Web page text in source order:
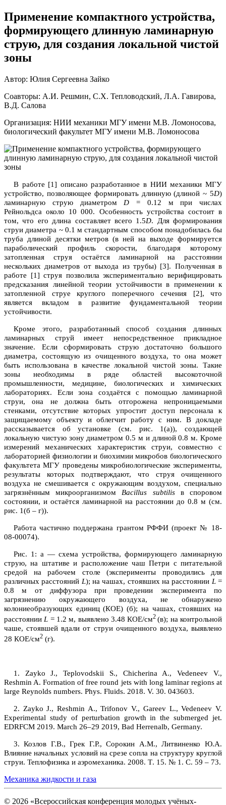
Применение компактного устройства,
формирующего длинную ламинарную
струю, для создания локальной чистой
зоны
Автор: Юлия Сергеевна Зайко
Соавторы: А.И. Решмин, С.Х. Тепловодский, Л.А. Гавирова,
В.Д. Салова
Организация: НИИ механики МГУ имени М.В. Ломоносова,
биологический факультет МГУ имени М.В. Ломоносова
В работе [1] описано разработанное в НИИ механики МГУ
устройство, позволяющее формировать длинную (длиной ~ 5D)
ламинарную струю диаметром D =
0.12 м при числах
Рейнольдса около 10 000. Особенность устройства состоит в
том, что его длина составляет всего 1.5D. Для формирования
струи диаметра ~ 0.1 м стандартным способом понадобилась бы
труба длиной десятки метров (в ней на выходе формируется
параболический профиль скорости, благодаря которому
затопленная струя остаётся ламинарной на расстоянии
нескольких диаметров от выхода из трубы) [3]. Полученная в
работе [1] струя позволила экспериментально верифицировать
предсказания линейной теории устойчивости в применении к
затопленной струе круглого поперечного сечения [2], что
является вкладом в развитие фундаментальной теории
устойчивости.
Кроме этого, разработанный способ создания длинных
ламинарных струй имеет непосредственное прикладное
значение. Если сформировать струю достаточно большого
диаметра, состоящую из очищенного воздуха, то она может
быть использована в качестве локальной чистой зоны. Такие
зоны необходимы в ряде областей высокоточной
промышленности, медицине, биологических и химических
лабораториях. Если зона создаётся с помощью ламинарной
струи, она не должна быть отгорожена непроницаемыми
стенками, отсутствие которых упростит доступ персонала к
защищаемому объекту и облегчит работу с ним. В докладе
рассказывается об установке (см. рис. 1(а)), создающей
локальную чистую зону диаметром 0.5 м и длиной 0.8 м. Кроме
измерений механических характеристик струи, совместно с
лабораторией физиологии и биохимии микробов биологического
факультета МГУ проведены микробиологические эксперименты,
результаты которых подтверждают, что струя очищенного
воздуха не смешивается с окружающим воздухом, специально
загрязнённым микроорганизмом Bacillus subtilis
в споровом
состоянии, и остаётся ламинарной на расстоянии до 0.8 м (см.
рис. 1(б – г)).
Работа частично поддержана грантом РФФИ (проект № 18-
08-00074).
Рис. 1: а —схема устройства, формирующего ламинарную
струю, на штативе и расположение чаш Петри с питательной
средой на рабочем столе (эксперименты проводились для
различных расстояний L); на чашах, стоявших на расстоянии L=
0.8 м от диффузора при проведении эксперимента по
загрязнению окружающего воздуха, не обнаружено
колониеобразующих единиц (КОЕ) (б); на чашах, стоявших на
расстоянии L = 1.2 м, выявлено 3.48 КОЕ/см2 (в); на контрольной
чаше, стоявшей вдали от струи очищенного воздуха, выявлено
28 КОЕ/см2 (г).
1.
Zayko J., Teplovodskii S., Chicherina A., Vedeneev V.,
Reshmin A.Formation of free round jets with long laminar regions at
large Reynolds numbers. Phys. Fluids. 2018. V. 30. 043603.
2. Zayko J., Reshmin A., Trifonov V., Gareev L., Vedeneev V.
Experimental study of perturbation growth in the submerged jet.
EDRFCM 2019. March 26–29 2019, Bad Herrenalb, Germany.
3. Козлов Г.В., Грек Г.Р., Сорокин А.М., Литвиненко Ю.А.
Влияние начальных условий на срезе сопла на структуру круглой
струи. Теплофизика и аэромеханика. 2008. Т. 15. № 1. С. 59 – 73.
Механика жидкости и газа
© 2026 «Всероссийская конференция молодых учёных-